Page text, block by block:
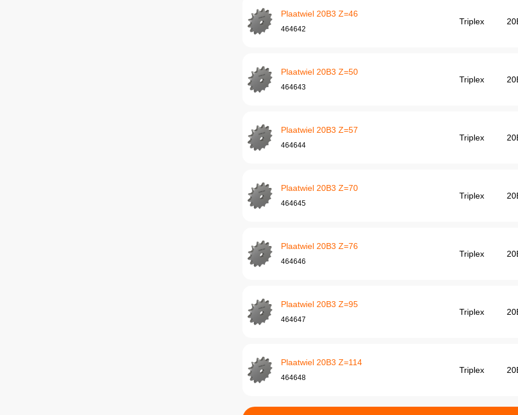
Plaatwiel 20B3 Z=46
464642
Triplex
Plaatwiel 20B3 Z=50
464643
Triplex
Plaatwiel 20B3 Z=57
464644
Triplex
Plaatwiel 20B3 Z=70
464645
Triplex
Plaatwiel 20B3 Z=76
464646
Triplex
Plaatwiel 20B3 Z=95
464647
Triplex
Plaatwiel 20B3 Z=114
464648
Triplex